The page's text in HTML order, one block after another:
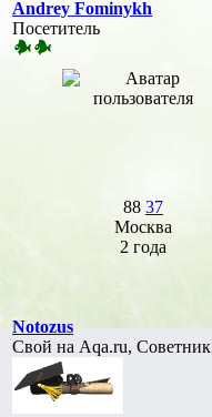
Andrey Fominykh
Посетитель
88 37
Москва
2 года
Notozus
Свой на Aqa.ru, Советник